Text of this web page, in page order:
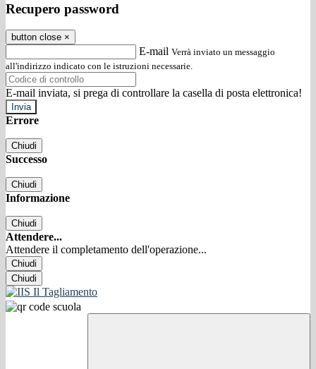
Recupero password
button close ×
E-mail Verrà inviato un messaggio
all'indirizzo indicato con le istruzioni necessarie.
E-mail inviata, si prega di controllare la casella di posta elettronica!
Errore
Chiudi
Successo
Chiudi
Informazione
Chiudi
Attendere...
Attendere il completamento dell'operazione...
Chiudi
Chiudi